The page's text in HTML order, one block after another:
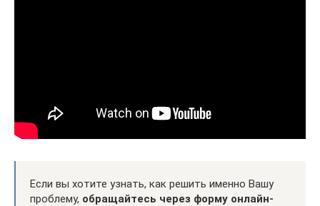
Если вы хотите узнать, как решить именно Вашу
проблему, обращайтесь через форму онлайн-